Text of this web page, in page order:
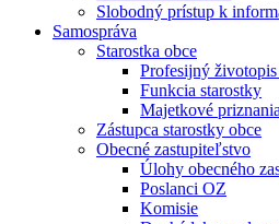
Slobodný prístup k
Samospráva
Starostka obce
Profesijný
Funkcia starostky
Majetkové priznania
Zástupca starostky obce
Obecné zastupiteľstvo
Úlohy obecného
Poslanci OZ
Komisie